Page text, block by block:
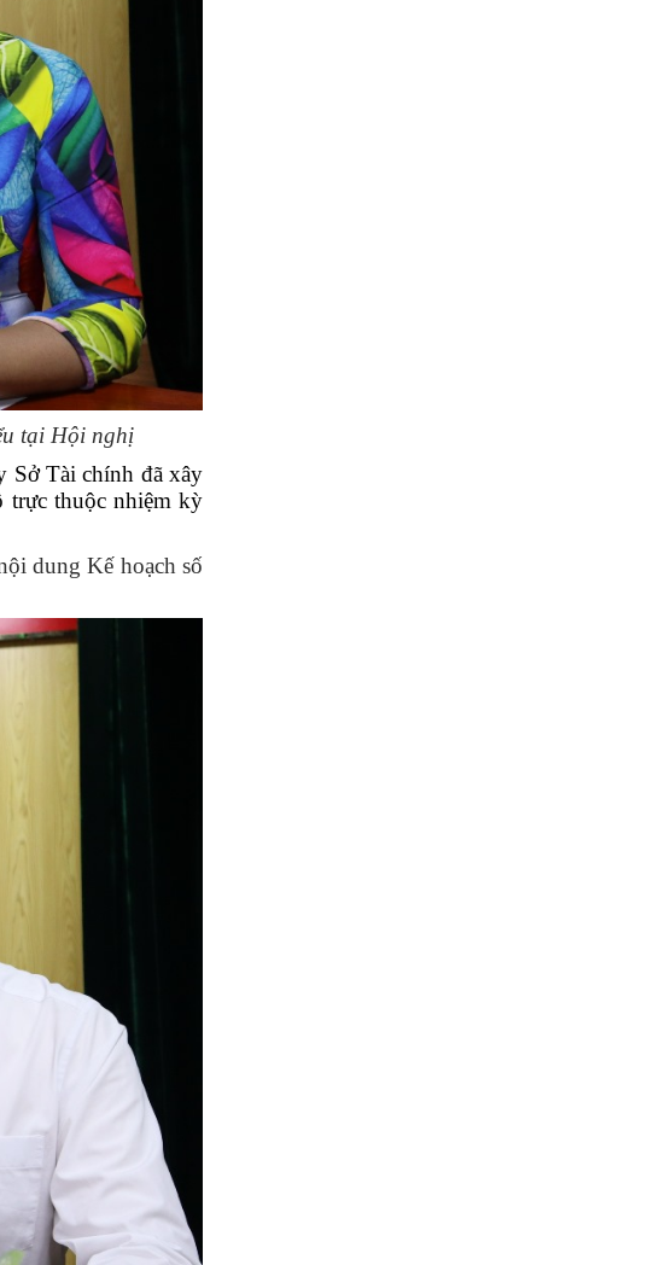
tại Hội nghị
Sở Tài chính đã xây
trực thuộc nhiệm kỳ
dung Kế hoạch số